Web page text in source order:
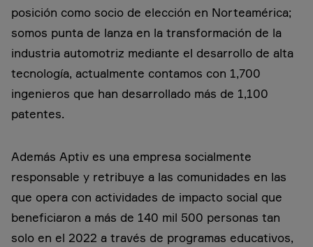
posición como socio de elección en Norteamérica;
somos punta de lanza en la transformación de la
industria automotriz mediante el desarrollo de alta
tecnología, actualmente contamos con 1,700
ingenieros que han desarrollado más de 1,100
patentes.
Además Aptiv es una empresa socialmente
responsable y retribuye a las comunidades en las
que opera con actividades de impacto social que
beneficiaron a más de 140 mil 500 personas tan
solo en el 2022 a través de programas educativos,